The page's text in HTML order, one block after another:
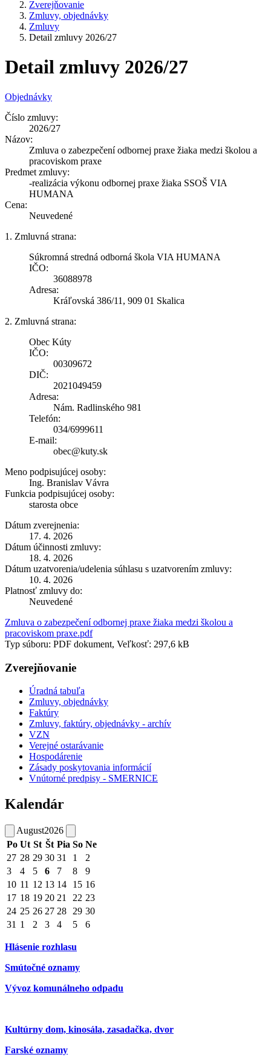
Zverejňovanie
Zmluvy, objednávky
Zmluvy
Detail zmluvy 2026/27
Detail zmluvy 2026/27
Objednávky
Číslo zmluvy:
2026/27
Názov:
Zmluva o zabezpečení odbornej praxe žiaka medzi školou a
pracoviskom praxe
Predmet zmluvy:
-realizácia výkonu odbornej praxe žiaka SSOŠ VIA
HUMANA
Cena:
Neuvedené
1. Zmluvná strana:
Súkromná stredná odborná škola VIA HUMANA
IČO:
36088978
Adresa:
Kráľovská 386/11, 909 01 Skalica
2. Zmluvná strana:
Obec Kúty
IČO:
00309672
DIČ:
2021049459
Adresa:
Nám. Radlinského 981
Telefón:
034/6999611
E-mail:
obec@kuty.sk
Meno podpisujúcej osoby:
Ing. Branislav Vávra
Funkcia podpisujúcej osoby:
starosta obce
Dátum zverejnenia:
17. 4. 2026
Dátum účinnosti zmluvy:
18. 4. 2026
Dátum uzatvorenia/udelenia súhlasu s uzatvorením zmluvy:
10. 4. 2026
Platnosť zmluvy do:
Neuvedené
Zmluva o zabezpečení odbornej praxe žiaka medzi školou a
pracoviskom praxe.pdf
Typ súboru: PDF dokument, Veľkosť: 297,6 kB
Zverejňovanie
Úradná tabuľa
Zmluvy, objednávky
Faktúry
Zmluvy, faktúry, objednávky - archív
VZN
Verejné ostarávanie
Hospodárenie
Zásady poskytovania informácií
Vnútorné predpisy - SMERNICE
Kalendár
August2026
Po Ut St Št Pia So Ne
27 28 29 30 31 1
2
3
4 5 6 7 8
9
10 11 12 13 14 15 16
17 18 19 20 21 22 23
24 25 26 27 28 29 30
31 1 2 3 4 5 6
Hlásenie rozhlasu
Smútočné oznamy
Vývoz komunálneho odpadu
Kultúrny dom, kinosála, zasadačka, dvor
Farské oznamy